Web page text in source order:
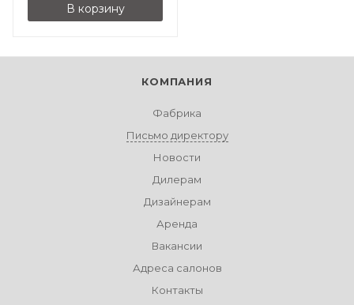
В корзину
КОМПАНИЯ
Фабрика
Письмо директору
Новости
Дилерам
Дизайнерам
Аренда
Вакансии
Адреса салонов
Контакты